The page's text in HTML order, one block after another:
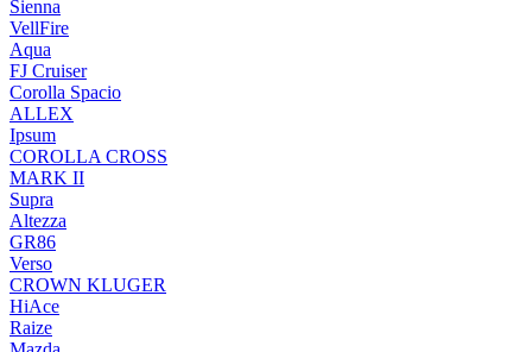
Sienna
VellFire
Aqua
FJ Cruiser
Corolla Spacio
ALLEX
Ipsum
COROLLA CROSS
MARK II
Supra
Altezza
GR86
Verso
CROWN KLUGER
HiAce
Raize